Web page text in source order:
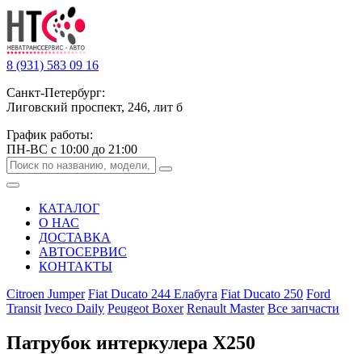
8 (931) 583 09 16
Санкт-Петербург:
Лиговский проспект, 246, лит б
График работы:
ПН-ВС с 10:00 до 21:00
КАТАЛОГ
О НАС
ДОСТАВКА
АВТОСЕРВИС
КОНТАКТЫ
Citroen Jumper Fiat Ducato 244 Елабуга Fiat Ducato 250 Ford
Transit Iveco Daily Peugeot Boxer Renault Master Все запчасти
Патрубок интеркулера Х250